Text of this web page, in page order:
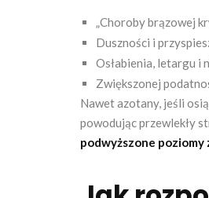
„Choroby brązowej
Duszności i
Osłabienia, letargu i
Zwiększonej
Nawet azotany, jeśli
powodując przewlekły
podwyższone poziomy